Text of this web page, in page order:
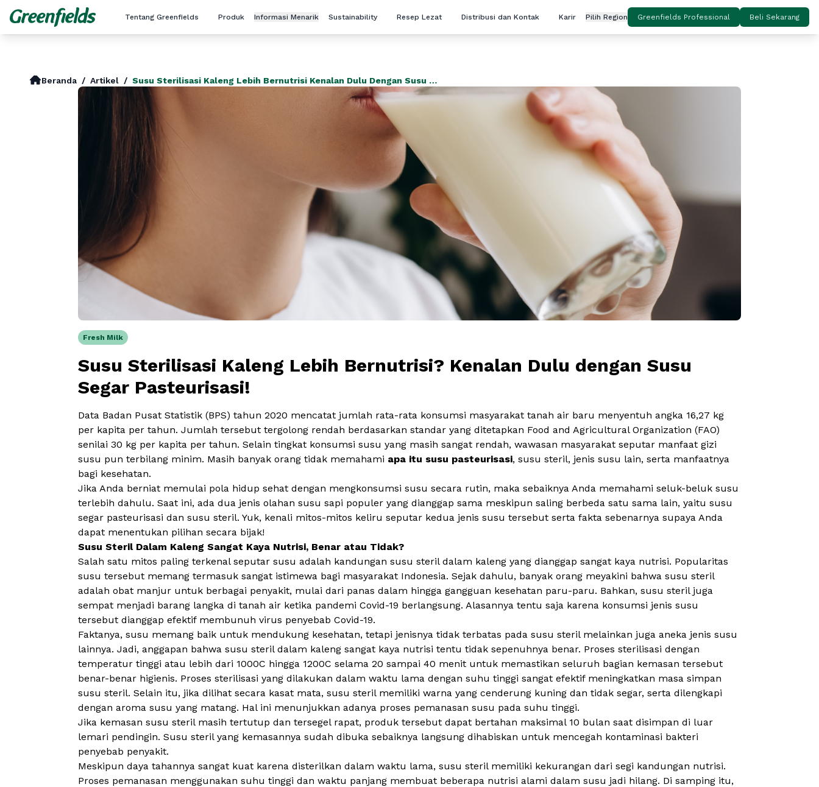
Tentang Greenfields Produk Informasi Menarik Sustainability Resep Lezat Distribusi dan Kontak Karir Pilih Region Greenfields Professional Beli Sekarang
Beranda / Artikel / Susu Sterilisasi Kaleng Lebih Bernutrisi Kenalan Dulu Dengan Susu Segar Pasteurisasi
Fresh Milk
Susu Sterilisasi Kaleng Lebih Bernutrisi? Kenalan Dulu dengan Susu
Segar Pasteurisasi!
Data Badan Pusat Statistik (BPS) tahun 2020 mencatat jumlah rata-rata konsumsi masyarakat tanah air baru menyentuh angka 16,27 kg
per kapita per tahun. Jumlah tersebut tergolong rendah berdasarkan standar yang ditetapkan Food and Agricultural Organization (FAO)
senilai 30 kg per kapita per tahun. Selain tingkat konsumsi susu yang masih sangat rendah, wawasan masyarakat seputar manfaat gizi
susu pun terbilang minim. Masih banyak orang tidak memahami apa itu susu pasteurisasi, susu steril, jenis susu lain, serta manfaatnya
bagi kesehatan.
Jika Anda berniat memulai pola hidup sehat dengan mengkonsumsi susu secara rutin, maka sebaiknya Anda memahami seluk-beluk susu
terlebih dahulu. Saat ini, ada dua jenis olahan susu sapi populer yang dianggap sama meskipun saling berbeda satu sama lain, yaitu susu
segar pasteurisasi dan susu steril. Yuk, kenali mitos-mitos keliru seputar kedua jenis susu tersebut serta fakta sebenarnya supaya Anda
dapat menentukan pilihan secara bijak!
Susu Steril Dalam Kaleng Sangat Kaya Nutrisi, Benar atau Tidak?
Salah satu mitos paling terkenal seputar susu adalah kandungan susu steril dalam kaleng yang dianggap sangat kaya nutrisi. Popularitas
susu tersebut memang termasuk sangat istimewa bagi masyarakat Indonesia. Sejak dahulu, banyak orang meyakini bahwa susu steril
adalah obat manjur untuk berbagai penyakit, mulai dari panas dalam hingga gangguan kesehatan paru-paru. Bahkan, susu steril juga
sempat menjadi barang langka di tanah air ketika pandemi Covid-19 berlangsung. Alasannya tentu saja karena konsumsi jenis susu
tersebut dianggap efektif membunuh virus penyebab Covid-19.
Faktanya, susu memang baik untuk mendukung kesehatan, tetapi jenisnya tidak terbatas pada susu steril melainkan juga aneka jenis susu
lainnya. Jadi, anggapan bahwa susu steril dalam kaleng sangat kaya nutrisi tentu tidak sepenuhnya benar. Proses sterilisasi dengan
temperatur tinggi atau lebih dari 1000C hingga 1200C selama 20 sampai 40 menit untuk memastikan seluruh bagian kemasan tersebut
benar-benar higienis. Proses sterilisasi yang dilakukan dalam waktu lama dengan suhu tinggi sangat efektif meningkatkan masa simpan
susu steril. Selain itu, jika dilihat secara kasat mata, susu steril memiliki warna yang cenderung kuning dan tidak segar, serta dilengkapi
dengan aroma susu yang matang. Hal ini menunjukkan adanya proses pemanasan susu pada suhu tinggi.
Jika kemasan susu steril masih tertutup dan tersegel rapat, produk tersebut dapat bertahan maksimal 10 bulan saat disimpan di luar
lemari pendingin. Susu steril yang kemasannya sudah dibuka sebaiknya langsung dihabiskan untuk mencegah kontaminasi bakteri
penyebab penyakit.
Meskipun daya tahannya sangat kuat karena disterilkan dalam waktu lama, susu steril memiliki kekurangan dari segi kandungan nutrisi.
Proses pemanasan menggunakan suhu tinggi dan waktu panjang membuat beberapa nutrisi alami dalam susu jadi hilang. Di samping itu,